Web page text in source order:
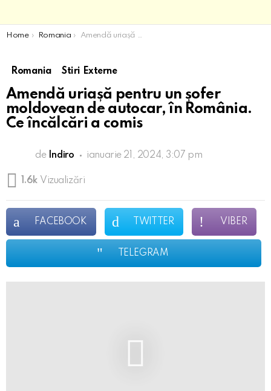
You are here:
Home Romania Amendă uriașă pentru un șofer moldovean de autocar, în România. Ce încălcări a comis
Romania Stiri Externe
Amendă uriașă pentru un șofer
moldovean de autocar, în România.
Ce încălcări a comis
de Indiro ianuarie 21, 2024, 3:07 pm
1.6k Vizualizări
FACEBOOK TWITTER VIBER
TELEGRAM